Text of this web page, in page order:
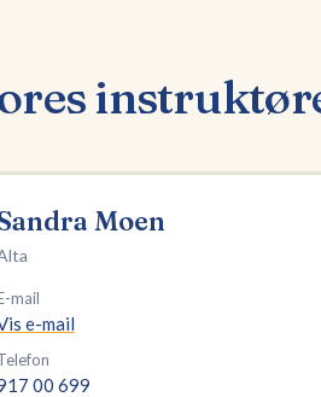
Moen
mail
e-mail
00 699